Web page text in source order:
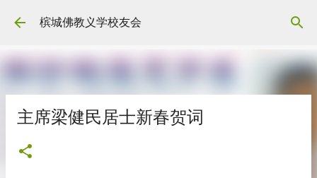
Skip to main content
槟城佛教义学校友会
主席梁健民居士新春贺词